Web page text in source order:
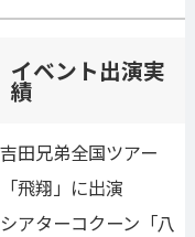
イベント出演実
績
吉田兄弟全国ツアー
「飛翔」に出演
シアターコクーン「八